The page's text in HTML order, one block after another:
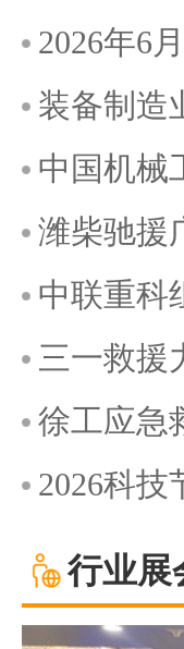
2026年6
装备制造
中国机械
潍柴驰援
中联重科
三一救援
徐工应急
2026科技
行业展